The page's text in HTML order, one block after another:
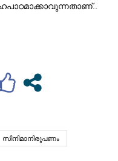
സിനിമാനിരൂപണം